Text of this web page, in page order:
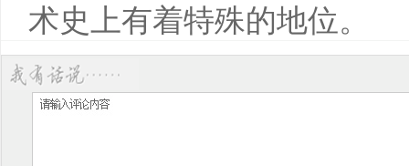
术史上有着特殊的地位。